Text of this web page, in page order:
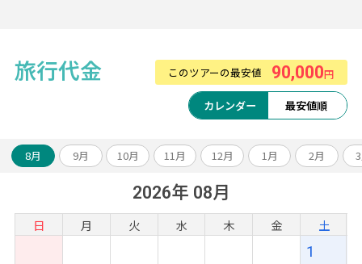
旅行代金 このツアーの最安値 90,000円
カレンダー 最安値順
8月 9月 10月 11月 12月 1月 2月
2026年 08月
日 月 火 水 木 金 土
1